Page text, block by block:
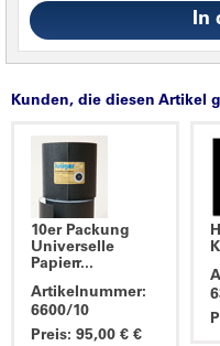
Kunden, die diesen Artikel
10er Packung
Universelle
Papierr...
Artikelnummer:
6600/10
Preis: 95,00 € €